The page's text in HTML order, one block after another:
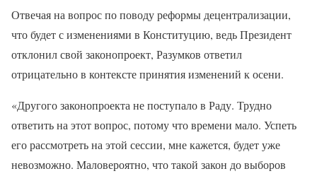
Отвечая на вопрос по поводу реформы децентрализации,
что будет с изменениями в Конституцию, ведь Президент
отклонил свой законопроект, Разумков ответил
отрицательно в контексте принятия изменений к осени.
«Другого законопроекта не поступало в Раду. Трудно
ответить на этот вопрос, потому что времени мало. Успеть
его рассмотреть на этой сессии, мне кажется, будет уже
невозможно. Маловероятно, что такой закон до выборов